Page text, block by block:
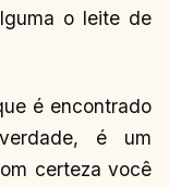
o leite de
é encontrado
é um
certeza você